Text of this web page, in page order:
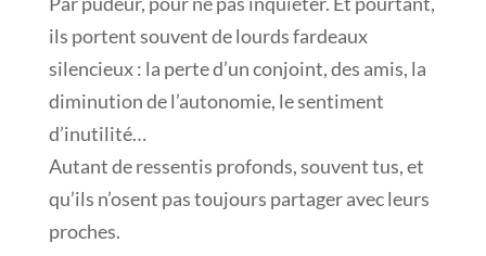
ils portent souvent de lourds fardeaux
silencieux : la perte d’un conjoint, des amis, la
diminution de l’autonomie, le sentiment
d’inutilité…
Autant de ressentis profonds, souvent tus, et
qu’ils n’osent pas toujours partager avec leurs
proches.